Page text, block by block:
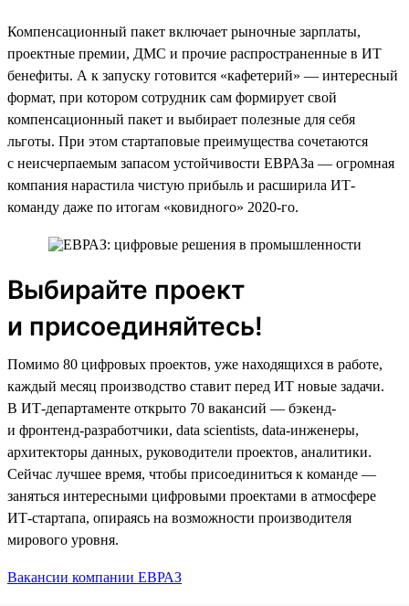
Компенсационный пакет включает рыночные зарплаты,
проектные премии, ДМС и прочие распространенные в ИТ
бенефиты. А к запуску готовится «кафетерий» — интересный
формат, при котором сотрудник сам формирует свой
компенсационный пакет и выбирает полезные для себя
льготы. При этом стартаповые преимущества сочетаются
с неисчерпаемым запасом устойчивости ЕВРАЗа — огромная
компания нарастила чистую прибыль и расширила ИТ-
команду даже по итогам «ковидного» 2020-го.
Выбирайте проект
и присоединяйтесь!
Помимо 80 цифровых проектов, уже находящихся в работе,
каждый месяц производство ставит перед ИТ новые задачи.
В ИТ-департаменте открыто 70 вакансий — бэкенд-
и фронтенд-разработчики, data scientists, data-инженеры,
архитекторы данных, руководители проектов, аналитики.
Сейчас лучшее время, чтобы присоединиться к команде —
заняться интересными цифровыми проектами в атмосфере
ИТ-стартапа, опираясь на возможности производителя
мирового уровня.
Вакансии компании ЕВРАЗ